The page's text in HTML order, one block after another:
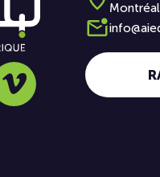
link icon-facebook
media link icon-
Social media link icon-